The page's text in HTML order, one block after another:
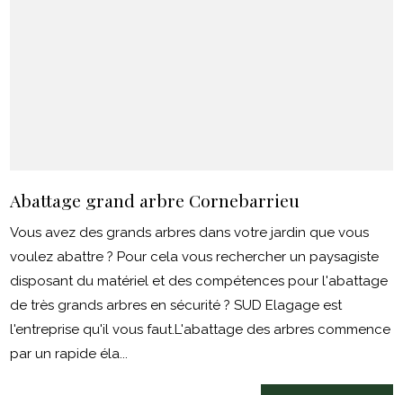
Abattage grand arbre Cornebarrieu
Vous avez des grands arbres dans votre jardin que vous
voulez abattre ? Pour cela vous rechercher un paysagiste
disposant du matériel et des compétences pour l'abattage
de très grands arbres en sécurité ? SUD Elagage est
l'entreprise qu'il vous faut.L'abattage des arbres commence
par un rapide éla...